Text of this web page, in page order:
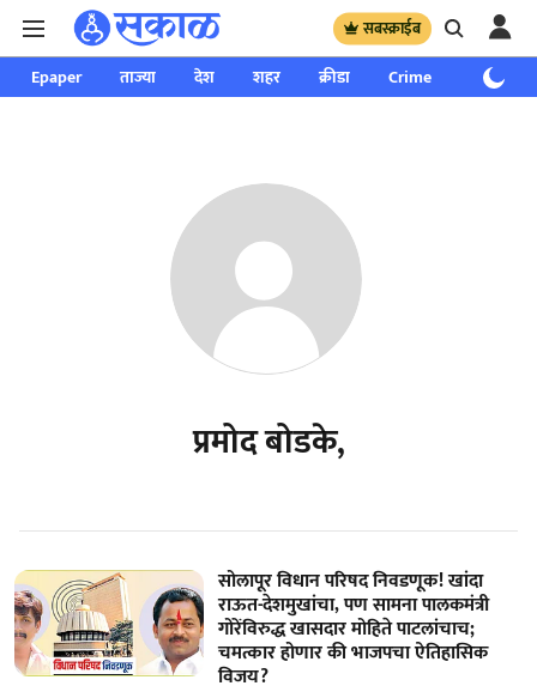
सबस्क्राईब
Epaper ताज्या देश शहर क्रीडा Crime साप्ताहिक
प्रमोद बोडके,
सोलापूर विधान परिषद निवडणूक! खांदा
राऊत-देशमुखांचा, पण सामना पालकमंत्री
गोरेंविरुद्ध खासदार मोहिते पाटलांचाच;
चमत्कार होणार की भाजपचा ऐतिहासिक
विजय?